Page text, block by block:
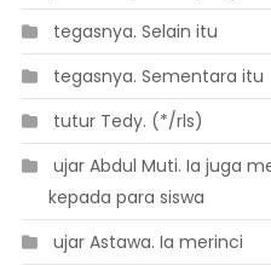
 tegasnya. Selain itu
 tegasnya. Sementara itu
 tutur Tedy. (*/rls)
 ujar Abdul Muti. Ia juga
kepada para siswa
 ujar Astawa. Ia merinci